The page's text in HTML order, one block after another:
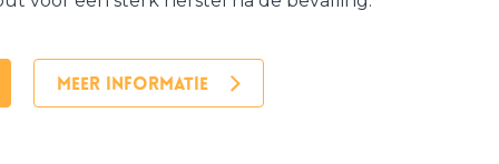
MEER INFORMATIE